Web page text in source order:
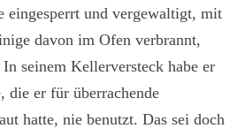
eingesperrt und vergewaltigt, mit
davon im Ofen verbrannt,
seinem Kellerversteck habe er
die er für überrachende
hatte, nie benutzt. Das sei doch